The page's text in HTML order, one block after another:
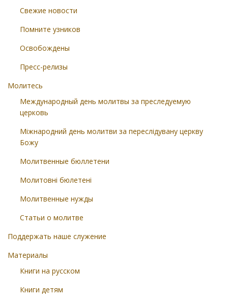
Свежие новости
Помните узников
Освобождены
Пресс-релизы
Молитесь
Международный день молитвы за преследуемую
церковь
Міжнародний день молитви за переслідувану церкву
Божу
Молитвенные бюллетени
Молитовні бюлетені
Молитвенные нужды
Статьи о молитве
Поддержать наше служение
Материалы
Книги на русском
Книги детям